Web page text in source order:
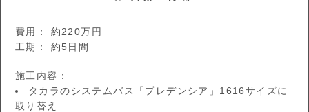
費用： 約220万円
工期： 約5日間
施工内容：
タカラのシステムバス「プレデンシア」1616サイズに
取り替え